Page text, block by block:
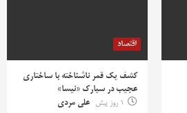
اقتصاد
کشف یک قمر ناشناخته با ساختاری
عجیب در سیارک «نیسا»
1 روز پیش
علی مردی